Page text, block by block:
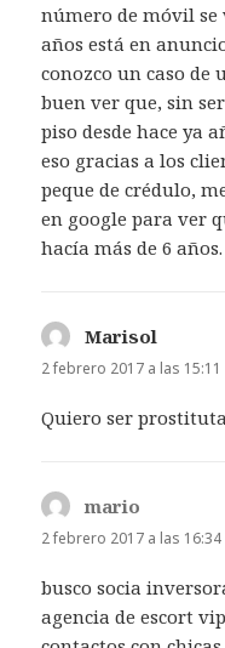
número de móvil se
años está en
conozco un caso de
buen ver que, sin
piso desde hace ya
eso gracias a los
peque de crédulo,
en google para ver
hacía más de 6 años.
Marisol
2 febrero 2017 a las 15:11
Quiero ser
mario
2 febrero 2017 a las 16:34
busco socia
agencia de escort